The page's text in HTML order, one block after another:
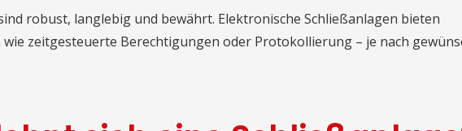
robust, langlebig und bewährt. Elektronische Schließanlagen bieten
wie zeitgesteuerte Berechtigungen oder Protokollierung – je nach